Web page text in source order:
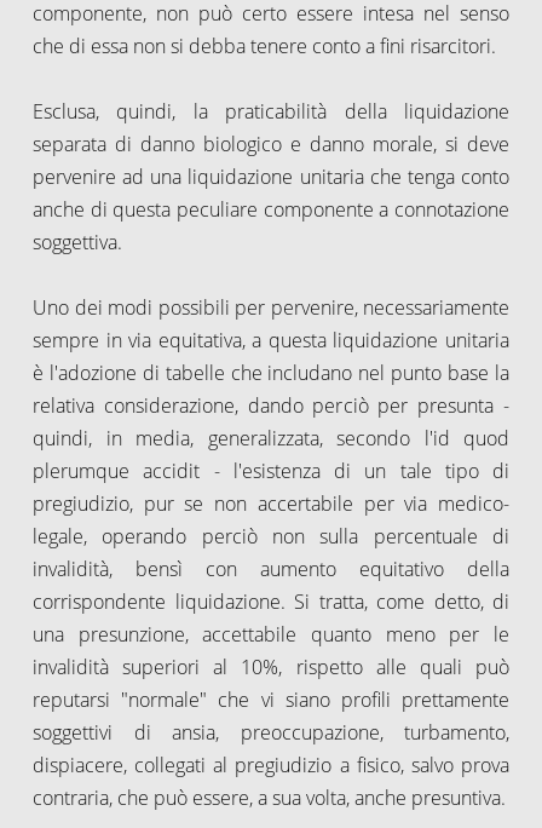
componente, non può certo essere intesa nel senso
che di essa non si debba tenere conto a fini risarcitori.
Esclusa, quindi, la praticabilità della liquidazione
separata di danno biologico e danno morale, si deve
pervenire ad una liquidazione unitaria che tenga conto
anche di questa peculiare componente a connotazione
soggettiva.
Uno dei modi possibili per pervenire, necessariamente
sempre in via equitativa, a questa liquidazione unitaria
è l'adozione di tabelle che includano nel punto base la
relativa considerazione, dando perciò per presunta -
quindi, in media, generalizzata, secondo l'id quod
plerumque accidit - l'esistenza di un tale tipo di
pregiudizio, pur se non accertabile per via medico-
legale, operando perciò non sulla percentuale di
invalidità, bensì con aumento equitativo della
corrispondente liquidazione. Si tratta, come detto, di
una presunzione, accettabile quanto meno per le
invalidità superiori al 10%, rispetto alle quali può
reputarsi "normale" che vi siano profili prettamente
soggettivi di ansia, preoccupazione, turbamento,
dispiacere, collegati al pregiudizio a fisico, salvo prova
contraria, che può essere, a sua volta, anche presuntiva.